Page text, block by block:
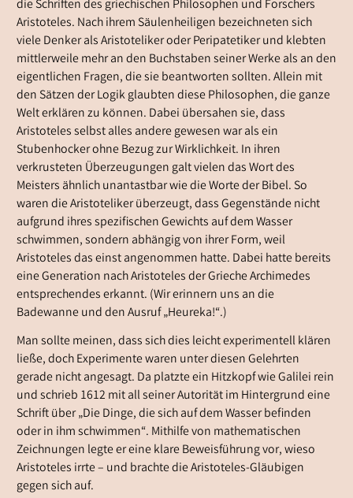
die Schriften des griechischen Philosophen und Forschers
Aristoteles. Nach ihrem Säulenheiligen bezeichneten sich
viele Denker als Aristoteliker oder Peripatetiker und klebten
mittlerweile mehr an den Buchstaben seiner Werke als an den
eigentlichen Fragen, die sie beantworten sollten. Allein mit
den Sätzen der Logik glaubten diese Philosophen, die ganze
Welt erklären zu können. Dabei übersahen sie, dass
Aristoteles selbst alles andere gewesen war als ein
Stubenhocker ohne Bezug zur Wirklichkeit. In ihren
verkrusteten Überzeugungen galt vielen das Wort des
Meisters ähnlich unantastbar wie die Worte der Bibel. So
waren die Aristoteliker überzeugt, dass Gegenstände nicht
aufgrund ihres spezifischen Gewichts auf dem Wasser
schwimmen, sondern abhängig von ihrer Form, weil
Aristoteles das einst angenommen hatte. Dabei hatte bereits
eine Generation nach Aristoteles der Grieche Archimedes
entsprechendes erkannt. (Wir erinnern uns an die
Badewanne und den Ausruf „Heureka!“.)
Man sollte meinen, dass sich dies leicht experimentell klären
ließe, doch Experimente waren unter diesen Gelehrten
gerade nicht angesagt. Da platzte ein Hitzkopf wie Galilei rein
und schrieb 1612 mit all seiner Autorität im Hintergrund eine
Schrift über „Die Dinge, die sich auf dem Wasser befinden
oder in ihm schwimmen“. Mithilfe von mathematischen
Zeichnungen legte er eine klare Beweisführung vor, wieso
Aristoteles irrte – und brachte die Aristoteles-Gläubigen
gegen sich auf.